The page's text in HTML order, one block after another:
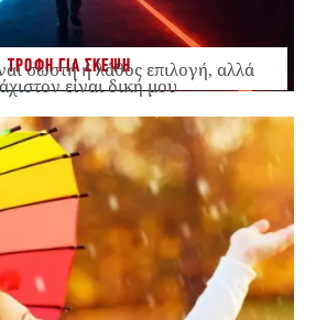
ΤΡΟΦΗ ΓΙΑ ΣΚΕΨΗ
σωστή ή λάθος επιλογή, αλλά
είναι δική μου